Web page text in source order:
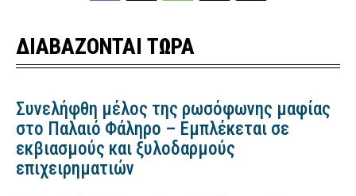
ΔΙΑΒΑΖΟΝΤΑΙ ΤΩΡΑ
Συνελήφθη μέλος της ρωσόφωνης μαφίας
στο Παλαιό Φάληρο – Εμπλέκεται σε
εκβιασμούς και ξυλοδαρμούς
επιχειρηματιών